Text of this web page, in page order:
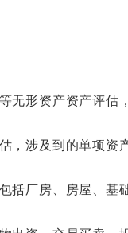
形资产资产评估
涉及到的单项资
厂房、房屋、基